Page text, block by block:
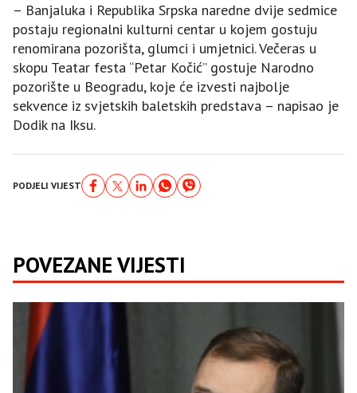
– Banjaluka i Republika Srpska naredne dvije sedmice
postaju regionalni kulturni centar u kojem gostuju
renomirana pozorišta, glumci i umjetnici. Večeras u
skopu Teatar festa “Petar Kočić” gostuje Narodno
pozorište u Beogradu, koje će izvesti najbolje
sekvence iz svjetskih baletskih predstava – napisao je
Dodik na Iksu.
PODJELI VIJEST
POVEZANE VIJESTI